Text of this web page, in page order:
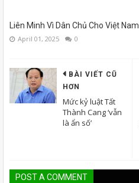
Liên Minh Vì Dân Chủ Cho Việt Nam
April 01, 2025 0
BÀI VIẾT CŨ
HƠN
Mức kỷ luật Tất
Thành Cang ‘vẫn
là ẩn số’
POST A COMMENT